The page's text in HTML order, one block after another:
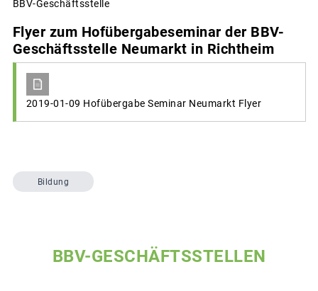
BBV-Geschäftsstelle
Flyer zum Hofübergabeseminar der BBV-
Geschäftsstelle Neumarkt in Richtheim
2019-01-09 Hofübergabe Seminar Neumarkt Flyer
Bildung
BBV-GESCHÄFTSSTELLEN